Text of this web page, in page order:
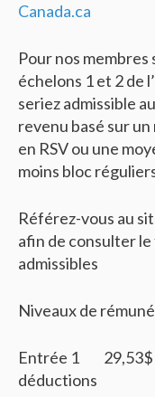
Canada.ca
Pour nos
échelons 1 et 2 de
seriez admissible
revenu basé sur
en RSV ou une
moins bloc
Référez-vous au
afin de consulter
admissibles
Niveaux de
Entrée 1 29,53$
déductions